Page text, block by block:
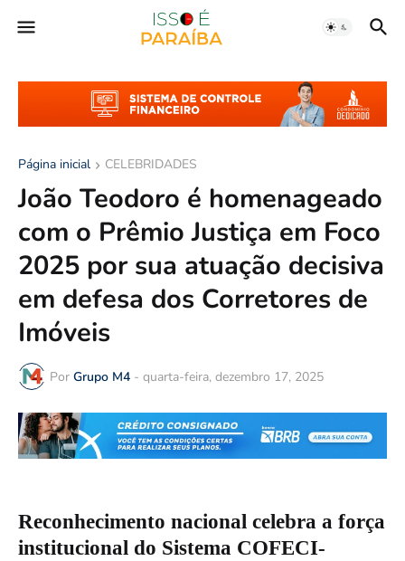
Página inicial CELEBRIDADES
João Teodoro é homenageado
com o Prêmio Justiça em Foco
2025 por sua atuação decisiva
em defesa dos Corretores de
Imóveis
Por Grupo M4 - quarta-feira, dezembro 17, 2025
Reconhecimento nacional celebra a força
institucional do Sistema COFECI-